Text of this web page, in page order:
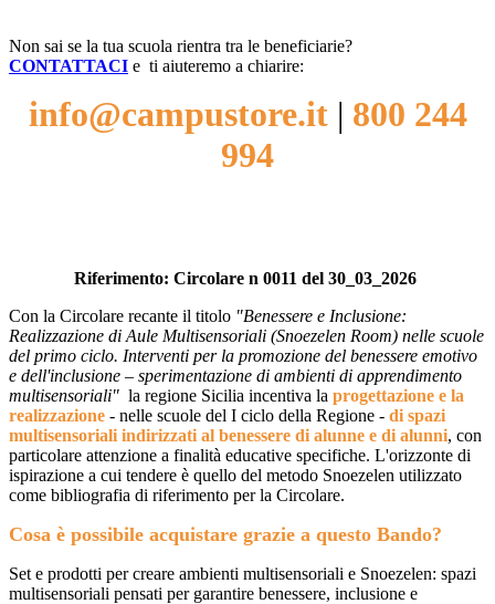
Non sai se la tua scuola rientra tra le beneficiarie?
CONTATTACI e ti aiuteremo a chiarire:
info@campustore.it| 800 244
994
Riferimento: Circolare n 0011 del 30_03_2026
Con la Circolare recante il titolo "Benessere e Inclusione:
Realizzazione di Aule Multisensoriali (Snoezelen Room) nelle scuole
del primo ciclo. Interventi per la promozione del benessere emotivo
e dell'inclusione – sperimentazione di ambienti di apprendimento
multisensoriali" la regione Sicilia incentiva la progettazione e la
realizzazione - nelle scuole del I ciclo della Regione - di spazi
multisensoriali indirizzati al benessere di alunne e di alunni, con
particolare attenzione a finalità educative specifiche. L'orizzonte di
ispirazione a cui tendere è quello del metodo Snoezelen utilizzato
come bibliografia di riferimento per la Circolare.
Cosa è possibile acquistare grazie a questo Bando?
Set e prodotti per creare ambienti multisensoriali e Snoezelen: spazi
multisensoriali pensati per garantire benessere, inclusione e